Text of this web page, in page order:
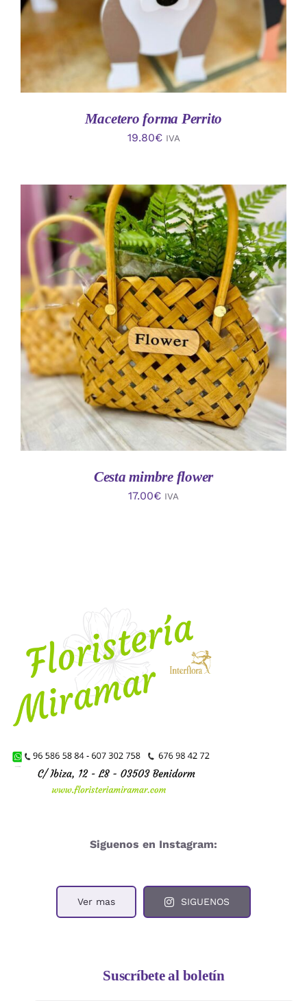
Macetero forma Perrito
19.80€ IVA
AÑADIR AL CARRITO
/
DETALLES
Cesta mimbre flower
17.00€ IVA
Siguenos en Instagram:
Ver mas SIGUENOS
Suscríbete al boletín